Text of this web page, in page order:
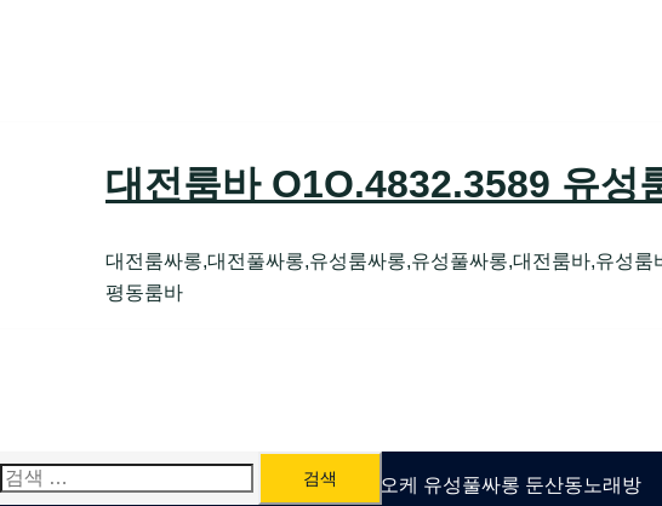
대전룸바 O1O.4832.3589 유성
대전룸싸롱,대전풀싸롱,유성룸싸롱,유성풀싸롱,대전룸바,유성룸
평동룸바
검유성룸싸롱 O1O.4832.3589 대전퍼블릭가라오케 유성풀싸롱 둔산동노래방